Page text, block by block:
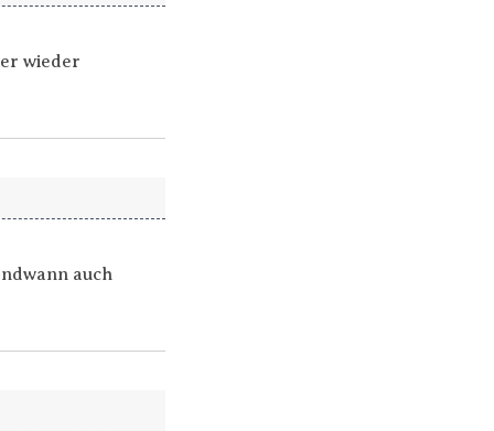
wieder
auch